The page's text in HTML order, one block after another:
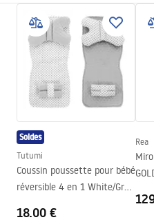
Couleur
Type de bec
Matériel
Portée du bec
Hauteur
Diamètre de raccordement
Entraxe des raccords
Garantie
Instructions de
Faucet.pdf
Conditions de garantie
Soldes
Tutumi
Coussin poussette pour bébé
réversible 4 en 1 White/Grey
18.00 €
Rea